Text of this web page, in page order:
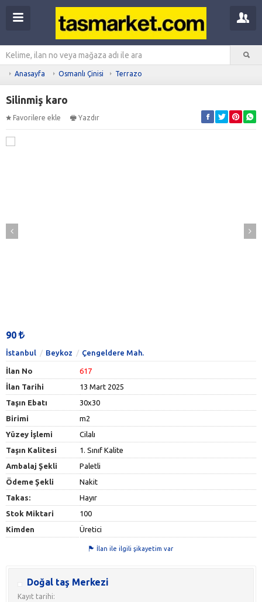
Anasayfa Osmanlı Çinisi Terrazo
Silinmiş karo
Favorilere ekle Yazdır
90
İstanbul Beykoz Çengeldere Mah.
İlan No
617
İlan Tarihi
13 Mart 2025
Taşın Ebatı
30x30
Birimi
m2
Yüzey İşlemi
Cilalı
Taşın Kalitesi
1. Sınıf Kalite
Ambalaj Şekli
Paletli
Ödeme Şekli
Nakit
Takas:
Hayır
Stok Miktari
100
Kimden
Üretici
İlan ile ilgili şikayetim var
Doğal taş Merkezi
Kayıt tarihi: